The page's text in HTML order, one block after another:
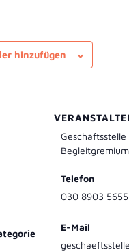
hinzufügen
Begleitgremium
Telefon
030 8903 5655
E-Mail